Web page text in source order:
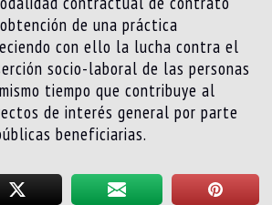
de una práctica
con ello la lucha contra el
socio-laboral de las personas
tiempo que contribuye al
de interés general por parte
beneficiarias.